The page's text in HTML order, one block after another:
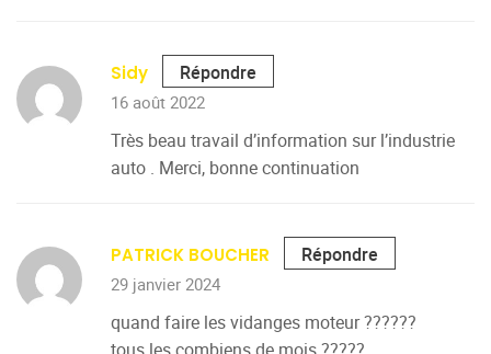
Sidy Répondre
16 août 2022
Très beau travail d’information sur l’industrie
auto . Merci, bonne continuation
PATRICK BOUCHER Répondre
29 janvier 2024
quand faire les vidanges moteur ??????
tous les combiens de mois ?????